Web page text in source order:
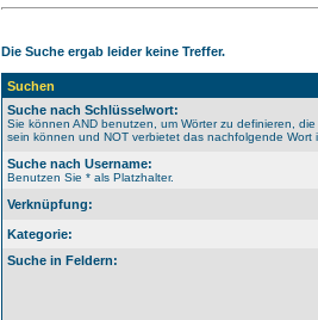
Die Suche ergab leider keine Treffer.
Suchen
Suche nach Schlüsselwort:
Sie können AND benutzen, um Wörter zu definieren,
sein können und NOT verbietet das nachfolgende Wort
Suche nach Username:
Benutzen Sie * als Platzhalter.
Verknüpfung:
Kategorie:
Suche in Feldern: